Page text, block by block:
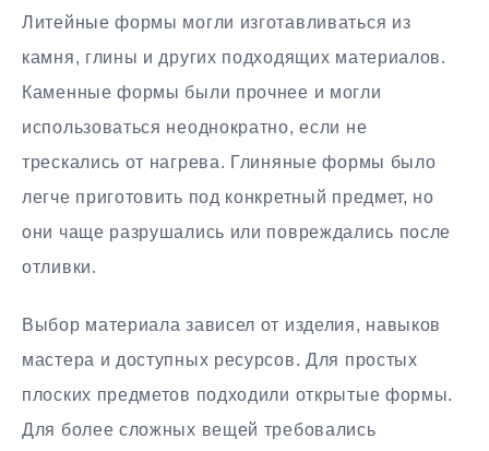
Литейные формы могли изготавливаться из
камня, глины и других подходящих материалов.
Каменные формы были прочнее и могли
использоваться неоднократно, если не
трескались от нагрева. Глиняные формы было
легче приготовить под конкретный предмет, но
они чаще разрушались или повреждались после
отливки.
Выбор материала зависел от изделия, навыков
мастера и доступных ресурсов. Для простых
плоских предметов подходили открытые формы.
Для более сложных вещей требовались